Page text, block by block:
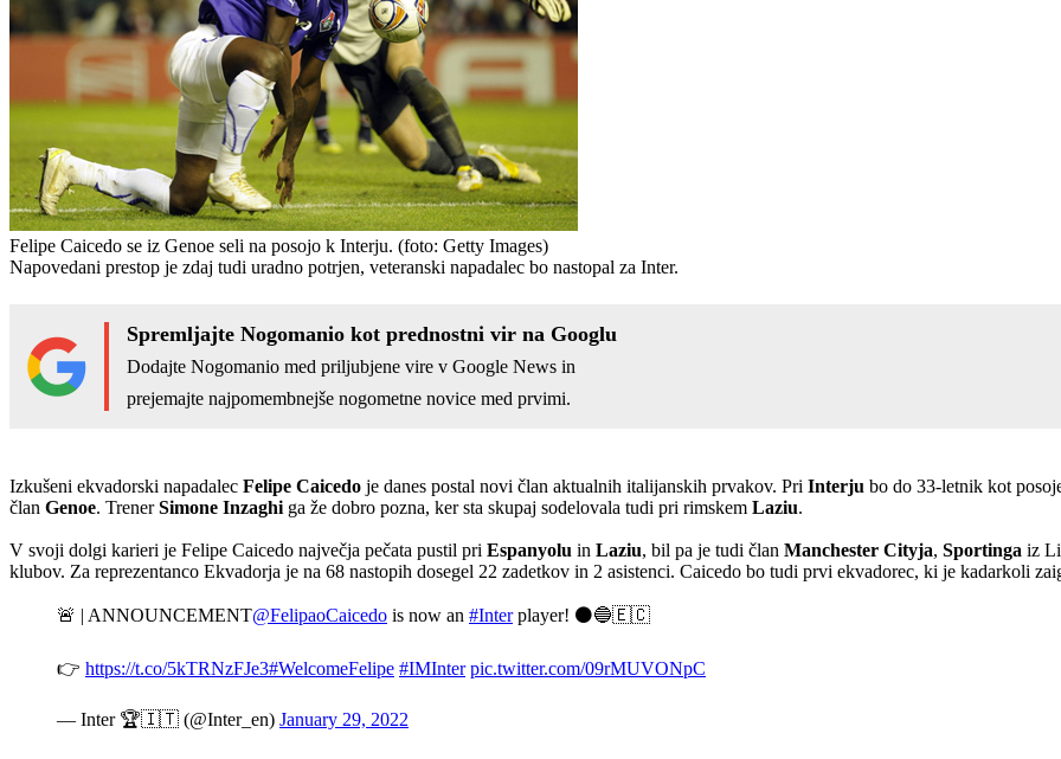
Felipe Caicedo se iz Genoe seli na posojo k Interju. (foto: Getty Images)
Napovedani prestop je zdaj tudi uradno potrjen, veteranski napadalec bo nastopal za Inter.
Spremljajte Nogomanio kot prednostni vir na Googlu
Dodajte Nogomanio med priljubjene vire v Google News in
prejemajte najpomembnejše nogometne novice med prvimi.
Izkušeni ekvadorski napadalec Felipe Caicedo je danes postal novi član aktualnih italijanskih prvakov. Pri Interju bo do 33-letnik kot
član Genoe. TrenerSimone Inzaghi ga že dobro pozna, ker sta skupaj sodelovala tudi pri rimskem Laziu.
V svoji dolgi karieri je Felipe Caicedo največja pečata pustil pri Espanyolu in Laziu, bil pa je tudi član Manchester Cityja, Sportinga iz
klubov. Za reprezentanco Ekvadorja je na 68 nastopih dosegel 22 zadetkov in 2 asistenci. Caicedo bo tudi prvi ekvadorec, ki je kadarkoli
🚨 | ANNOUNCEMENT@FelipaoCaicedo is now an #Interplayer! ⚫🔵🇪🇨
👉 https://t.co/5kTRNzFJe3#WelcomeFelipe #IMInter pic.twitter.com/09rMUVONpC
— Inter 🏆🇮🇹 (@Inter_en) January 29, 2022